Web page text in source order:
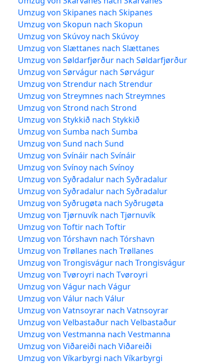
Umzug von Skipanes nach Skipanes
Umzug von Skopun nach Skopun
Umzug von Skúvoy nach Skúvoy
Umzug von Slættanes nach Slættanes
Umzug von Søldarfjørður nach Søldarfjørður
Umzug von Sørvágur nach Sørvágur
Umzug von Strendur nach Strendur
Umzug von Streymnes nach Streymnes
Umzug von Strond nach Strond
Umzug von Stykkið nach Stykkið
Umzug von Sumba nach Sumba
Umzug von Sund nach Sund
Umzug von Svínáir nach Svínáir
Umzug von Svínoy nach Svínoy
Umzug von Syðradalur nach Syðradalur
Umzug von Syðradalur nach Syðradalur
Umzug von Syðrugøta nach Syðrugøta
Umzug von Tjørnuvík nach Tjørnuvík
Umzug von Toftir nach Toftir
Umzug von Tórshavn nach Tórshavn
Umzug von Trøllanes nach Trøllanes
Umzug von Trongisvágur nach Trongisvágur
Umzug von Tvøroyri nach Tvøroyri
Umzug von Vágur nach Vágur
Umzug von Válur nach Válur
Umzug von Vatnsoyrar nach Vatnsoyrar
Umzug von Velbastaður nach Velbastaður
Umzug von Vestmanna nach Vestmanna
Umzug von Viðareiði nach Viðareiði
Umzug von Víkarbyrgi nach Víkarbyrgi